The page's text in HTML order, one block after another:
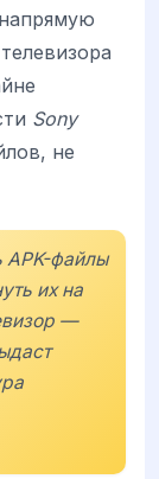
Sony
не
APK-файлы
их на
—